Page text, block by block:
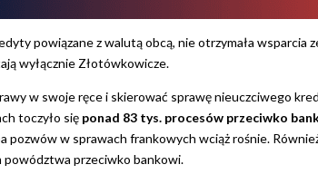
powiązane z walutą obcą, nie otrzymała wsparcia
wyłącznie Złotówkowicze.
w swoje ręce i skierować sprawę nieuczciwego
toczyło się ponad 83 tys. procesów przeciwko
w sprawach frankowych wciąż rośnie.
powództwa przeciwko bankowi.